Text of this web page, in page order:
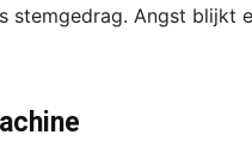
stemgedrag. Angst blijkt